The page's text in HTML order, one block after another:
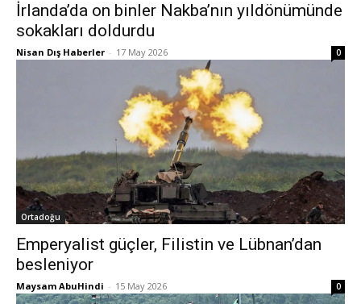
İrlanda’da on binler Nakba’nın yıldönümünde
sokakları doldurdu
Nisan Dış Haberler - 17 May 2026 0
Ortadoğu
Emperyalist güçler, Filistin ve Lübnan’dan
besleniyor
Maysam AbuHindi - 15 May 2026 0